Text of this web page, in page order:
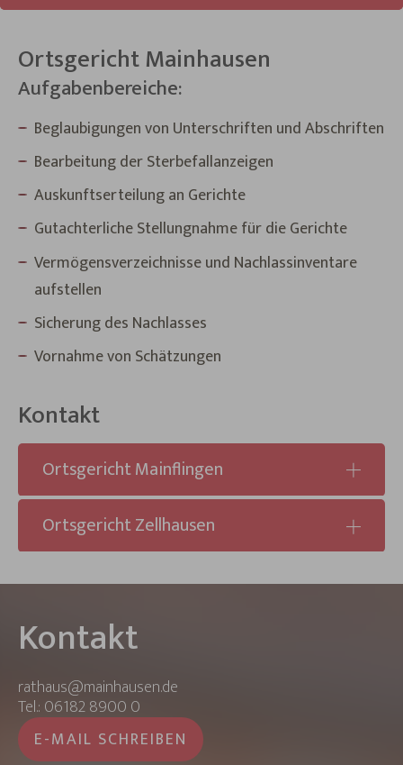
Ortsgericht Mainhausen
Aufgabenbereiche:
Beglaubigungen von Unterschriften und Abschriften
Bearbeitung der Sterbefallanzeigen
Auskunftserteilung an Gerichte
Gutachterliche Stellungnahme für die Gerichte
Vermögensverzeichnisse und Nachlassinventare
aufstellen
Sicherung des Nachlasses
Vornahme von Schätzungen
Kontakt
Ortsgericht Mainflingen
Ortsgericht Zellhausen
Kontakt
rathaus@mainhausen.de
Tel.: 06182 8900 0
E-MAIL SCHREIBEN